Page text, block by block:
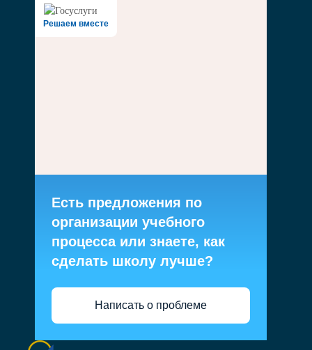
Решаем вместе
Есть предложения по
организации учебного
процесса или знаете, как
сделать школу лучше?
Написать о проблеме